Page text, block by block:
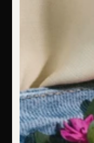
Ich bin allergisch